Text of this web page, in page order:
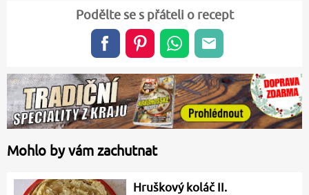
Podělte se s přáteli o recept
Mohlo by vám zachutnat
Hruškový koláč II.